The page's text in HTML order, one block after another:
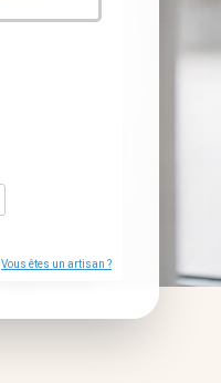
Vous êtes un artisan ?